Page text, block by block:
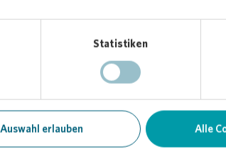
Statistiken
Auswahl erlauben Alle
Sie sich direkt an
Einzelnutzervertrags.